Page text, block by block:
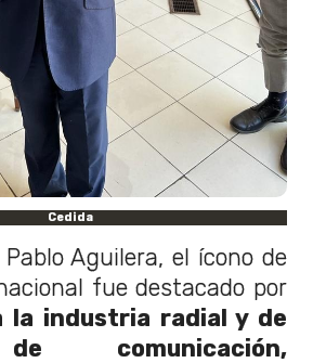
Cedida
Aguilera, el ícono de
fue destacado por
la industria radial y de
comunicación,